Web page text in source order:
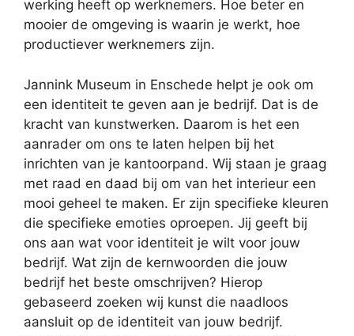
werking heeft op werknemers. Hoe beter en
mooier de omgeving is waarin je werkt, hoe
productiever werknemers zijn.
Jannink Museum in Enschede helpt je ook om
een identiteit te geven aan je bedrijf. Dat is de
kracht van kunstwerken. Daarom is het een
aanrader om ons te laten helpen bij het
inrichten van je kantoorpand. Wij staan je graag
met raad en daad bij om van het interieur een
mooi geheel te maken. Er zijn specifieke kleuren
die specifieke emoties oproepen. Jij geeft bij
ons aan wat voor identiteit je wilt voor jouw
bedrijf. Wat zijn de kernwoorden die jouw
bedrijf het beste omschrijven? Hierop
gebaseerd zoeken wij kunst die naadloos
aansluit op de identiteit van jouw bedrijf.